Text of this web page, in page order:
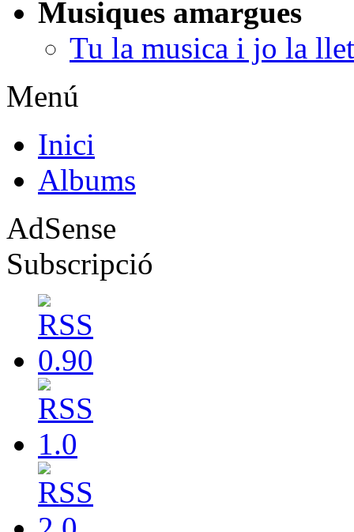
Musiques amargues
Tu la musica i jo la
Menú
Inici
Albums
AdSense
Subscripció